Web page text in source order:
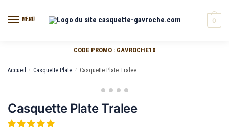
MENU 0
CODE PROMO : GAVROCHE10
Accueil / Casquette Plate / Casquette Plate Tralee
Casquette Plate Tralee